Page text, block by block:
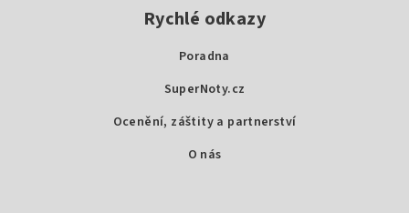
Rychlé odkazy
Poradna
SuperNoty.cz
Ocenění, záštity a partnerství
O nás